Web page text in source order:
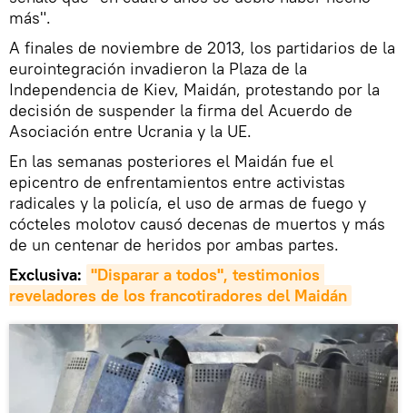
más".
A finales de noviembre de 2013, los partidarios de la
eurointegración invadieron la Plaza de la
Independencia de Kiev, Maidán, protestando por la
decisión de suspender la firma del Acuerdo de
Asociación entre Ucrania y la UE.
En las semanas posteriores el Maidán fue el
epicentro de enfrentamientos entre activistas
radicales y la policía, el uso de armas de fuego y
cócteles molotov causó decenas de muertos y más
de un centenar de heridos por ambas partes.
Exclusiva: "Disparar a todos", testimonios
reveladores de los francotiradores del Maidán